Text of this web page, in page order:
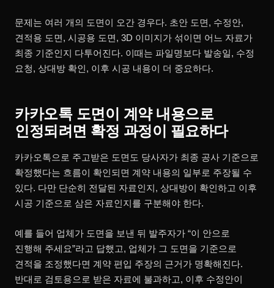
문제는 여러 개의 도면이 오간 경우다. 초안 도면, 수정안,
견적용 도면, 시공용 도면, 3D 이미지가 섞이면 어느 자료가
최종 기준인지 다투어진다. 이때는 파일명보다 발송일, 수정
요청, 상대방 확인, 이후 시공 내용이 더 중요하다.
카카오톡 도면이 계약 내용으로
인정되려면 확정 과정이 필요하다
카카오톡으로 주고받은 도면도 당사자가 최종 공사 기준으로
확정했다는 흐름이 확인되면 계약 내용의 일부로 주장될 수
있다. 다만 단순히 전달된 자료인지, 상대방이 확인하고 이후
시공 기준으로 삼은 자료인지를 구분해야 한다.
예를 들어 업체가 도면을 보낸 뒤 발주자가 “이 안으로
진행해 주세요”라고 답했고, 업체가 그 도면을 기준으로
견적을 조정했다면 계약 편입 주장의 근거가 명확해진다.
반대로 검토용으로 받은 자료에 불과하고, 이후 수정안이